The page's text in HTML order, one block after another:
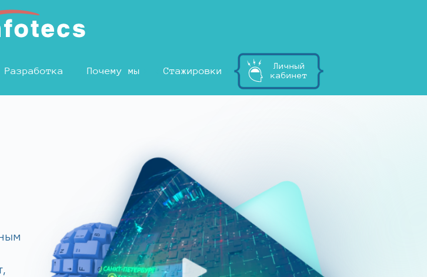
Разработка Почему мы Стажировки
Личный
кабинет